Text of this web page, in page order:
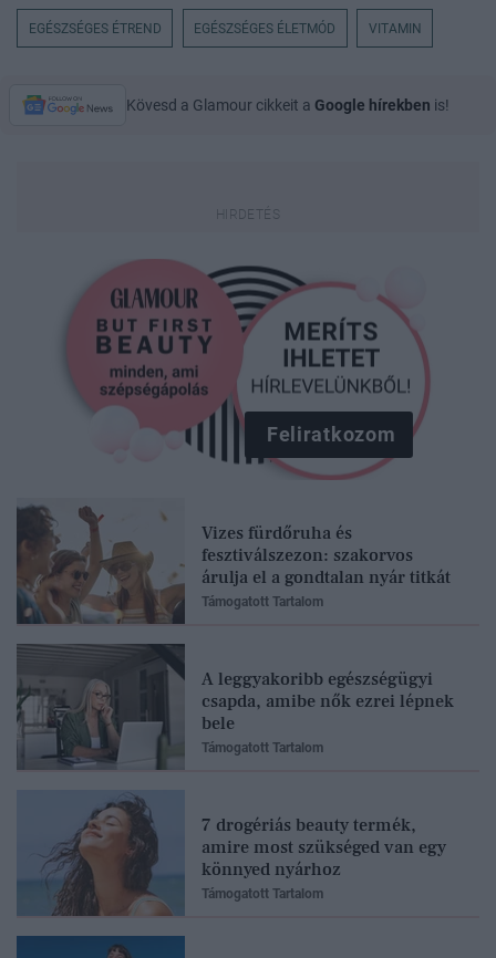
EGÉSZSÉGES ÉTREND EGÉSZSÉGES ÉLETMÓD VITAMIN
Kövesd a Glamour cikkeit a Google hírekben is!
Feliratkozom
Vizes fürdőruha és
fesztiválszezon: szakorvos
árulja el a gondtalan nyár titkát
Támogatott Tartalom
A leggyakoribb egészségügyi
csapda, amibe nők ezrei lépnek
bele
Támogatott Tartalom
7 drogériás beauty termék,
amire most szükséged van egy
könnyed nyárhoz
Támogatott Tartalom